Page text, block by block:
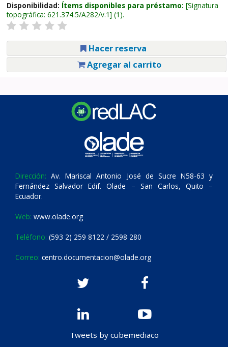
Disponibilidad: Ítems disponibles para préstamo: Signatura
topográfica: 621.374.5/A282/v.1 (1).
Hacer reserva
Agregar al carrito
Dirección: Av. Mariscal Antonio José de Sucre N58-63 y
Fernández Salvador Edif. Olade – San Carlos, Quito –
Ecuador.
Web: www.olade.org
Teléfono: (593 2) 259 8122 / 2598 280
Correo: centro.documentacion@olade.org
Tweets by cubemediaco